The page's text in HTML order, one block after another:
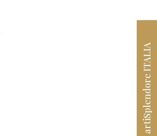
artiSplendore ITALIA